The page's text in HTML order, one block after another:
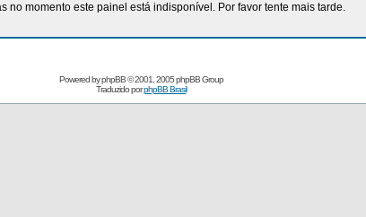
no momento este painel está indisponível. Por favor tente mais tarde.
Powered byphpBB© 2001, 2005 phpBB Group
Traduzido porphpBB Brasil